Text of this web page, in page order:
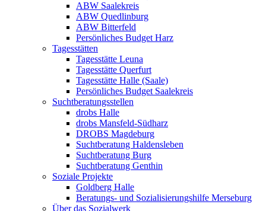
ABW Saalekreis
ABW Quedlinburg
ABW Bitterfeld
Persönliches Budget Harz
Tagesstätten
Tagesstätte Leuna
Tagesstätte Querfurt
Tagesstätte Halle (Saale)
Persönliches Budget Saalekreis
Suchtberatungsstellen
drobs Halle
drobs Mansfeld-Südharz
DROBS Magdeburg
Suchtberatung Haldensleben
Suchtberatung Burg
Suchtberatung Genthin
Soziale Projekte
Goldberg Halle
Beratungs- und Sozialisierungshilfe Merseburg
Über das Sozialwerk